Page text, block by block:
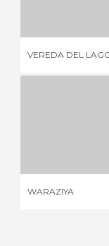
VEREDA DEL
WARAZIYA